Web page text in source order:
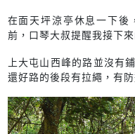
在面天坪涼亭休息一下後
前，口琴大叔提醒我接下
上大屯山西峰的路並沒有
還好路的後段有拉繩，有防